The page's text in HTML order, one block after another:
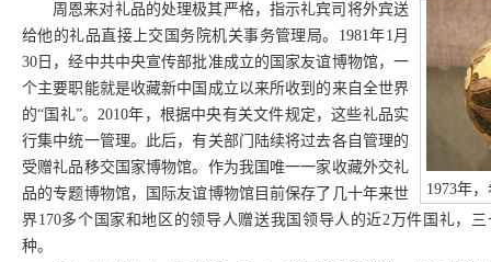
1973年
周恩来对礼品的处理极其严格，指示礼宾司将外宾送
给他的礼品直接上交国务院机关事务管理局。1981年1月
30日，经中共中央宣传部批准成立的国家友谊博物馆，一
个主要职能就是收藏新中国成立以来所收到的来自全世界
的“国礼”。2010年，根据中央有关文件规定，这些礼品实
行集中统一管理。此后，有关部门陆续将过去各自管理的
受赠礼品移交国家博物馆。作为我国唯一一家收藏外交礼
品的专题博物馆，国际友谊博物馆目前保存了几十年来世
界170多个国家和地区的领导人赠送我国领导人的近2万件国礼，
种。